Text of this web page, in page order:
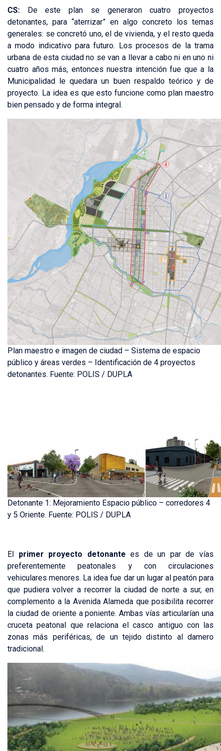
CS: De este plan se generaron cuatro proyectos
detonantes, para “aterrizar” en algo concreto los temas
generales: se concretó uno, el de vivienda, y el resto queda
a modo indicativo para futuro. Los procesos de la trama
urbana de esta ciudad no se van a llevar a cabo ni en uno ni
cuatro años más, entonces nuestra intención fue que a la
Municipalidad le quedara un buen respaldo teórico y de
proyecto. La idea es que esto funcione como plan maestro
bien pensado y de forma integral.
Plan maestro e imagen de ciudad – Sistema de espacio
público y áreas verdes – Identificación de 4 proyectos
detonantes. Fuente: POLIS / DUPLA
Detonante 1: Mejoramiento Espacio público – corredores 4
y 5 Oriente. Fuente: POLIS / DUPLA
El primer proyecto detonantees de un par de vías
preferentemente peatonales y con circulaciones
vehiculares menores. La idea fue dar un lugar al peatón para
que pudiera volver a recorrer la ciudad de norte a sur, en
complemento a la Avenida Alameda que posibilita recorrer
la ciudad de oriente a poniente. Ambas vías articularían una
cruceta peatonal que relaciona el casco antiguo con las
zonas más periféricas, de un tejido distinto al damero
tradicional.